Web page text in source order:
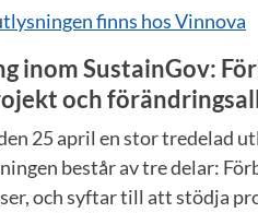
finns hos Vinnova
inom SustainGov:
och
25 april en stor tredelad
består av tre delar:
och syftar till att stödja